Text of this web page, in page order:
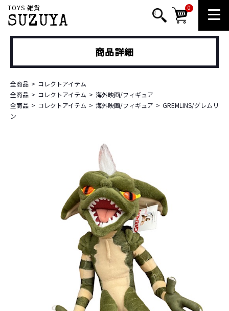
TOYS 雑貨
SUZUYA
0
商品詳細
全商品
コレクトアイテム
全商品
コレクトアイテム
海外映画/フィギュア
全商品
コレクトアイテム 海外映画/フィギュア
GREMLINS/グレムリ
ン